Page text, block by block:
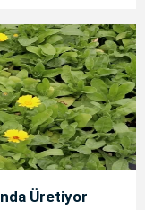
Üretiyor